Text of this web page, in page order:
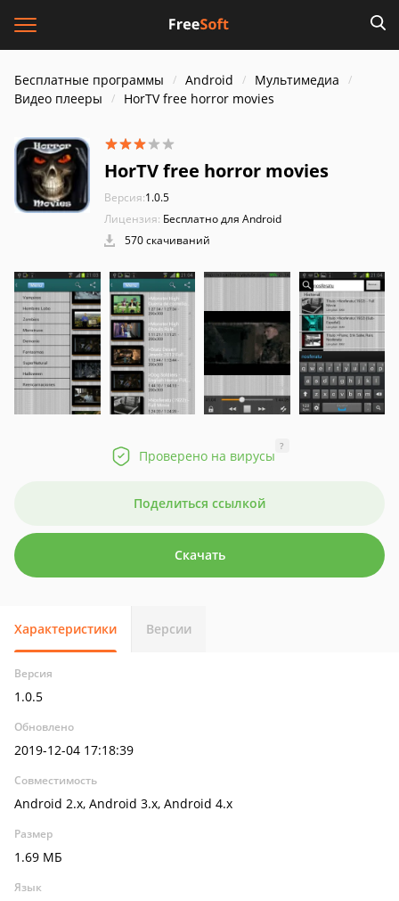
Бесплатные программы Android
Мультимедиа
Видео плееры
HorTV free horror movies
HorTV free horror movies
Версия:1.0.5
Лицензия: Бесплатно для Android
570 скачиваний
Проверено на вирусы
?
Поделиться ссылкой
Скачать
Характеристики Версии
Версия
1.0.5
Обновлено
2019-12-04 17:18:39
Совместимость
Android 2.x, Android 3.x, Android 4.x
Размер
1.69 МБ
Язык